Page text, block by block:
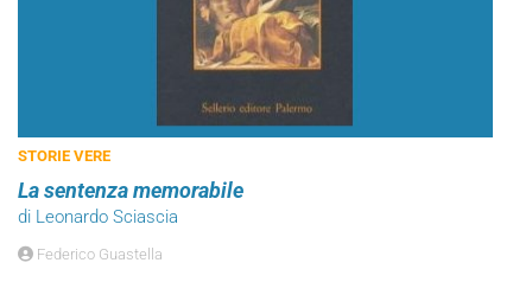
STORIE VERE
La sentenza memorabile
di Leonardo Sciascia
Federico Guastella